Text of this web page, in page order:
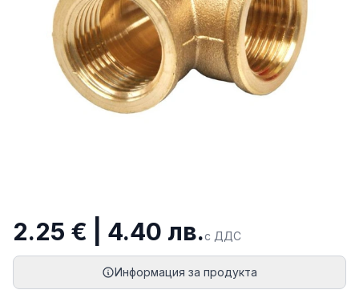
2.25 € | 4.40 лв.с ДДС
Информация за продукта